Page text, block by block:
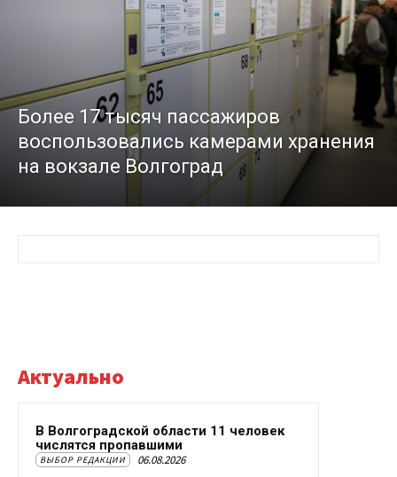
Более 17 тысяч пассажиров
воспользовались камерами хранения
на вокзале Волгоград
Актуально
В Волгоградской области 11 человек
числятся пропавшими
ВЫБОР РЕДАКЦИИ 06.08.2026